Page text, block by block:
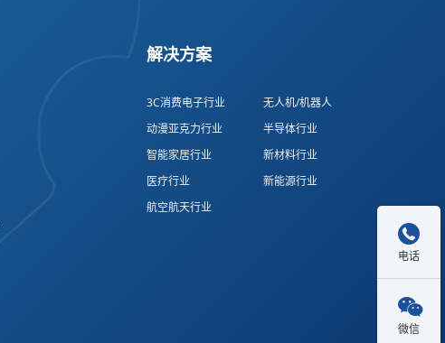
解决方案
3C消费电子行业
无人机/机器人
动漫亚克力行业
半导体行业
智能家居行业
新材料行业
医疗行业
新能源行业
航空航天行业

电话

微信